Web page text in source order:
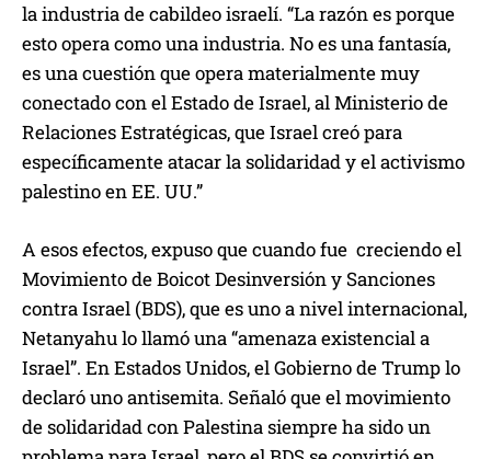
la industria de cabildeo israelí. “La razón es porque
esto opera como una industria. No es una fantasía,
es una cuestión que opera materialmente muy
conectado con el Estado de Israel, al Ministerio de
Relaciones Estratégicas, que Israel creó para
específicamente atacar la solidaridad y el activismo
palestino en EE. UU.”
A esos efectos, expuso que cuando fue creciendo el
Movimiento de Boicot Desinversión y Sanciones
contra Israel (BDS), que es uno a nivel internacional,
Netanyahu lo llamó una “amenaza existencial a
Israel”. En Estados Unidos, el Gobierno de Trump lo
declaró uno antisemita. Señaló que el movimiento
de solidaridad con Palestina siempre ha sido un